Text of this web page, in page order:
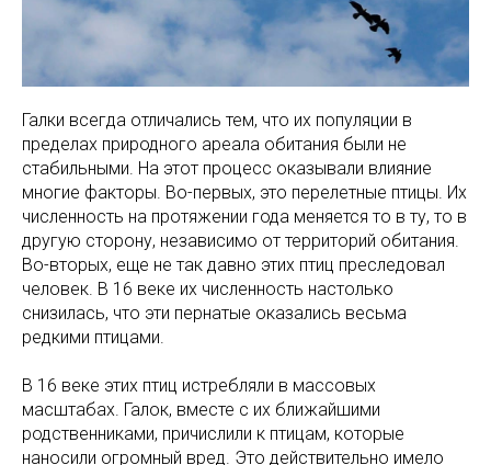
Галки всегда отличались тем, что их популяции в
пределах природного ареала обитания были не
стабильными. На этот процесс оказывали влияние
многие факторы. Во-первых, это перелетные птицы. Их
численность на протяжении года меняется то в ту, то в
другую сторону, независимо от территорий обитания.
Во-вторых, еще не так давно этих птиц преследовал
человек. В 16 веке их численность настолько
снизилась, что эти пернатые оказались весьма
редкими птицами.
В 16 веке этих птиц истребляли в массовых
масштабах. Галок, вместе с их ближайшими
родственниками, причислили к птицам, которые
наносили огромный вред. Это действительно имело